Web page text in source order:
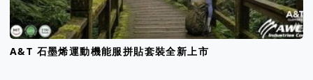
A&T 石墨烯運動機能服拼貼套裝全新上市